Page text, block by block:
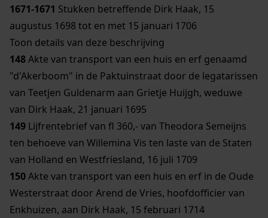
1671-1671 Stukken betreffende Dirk Haak, 15
augustus 1698 tot en met 15 januari 1706
Toon details van deze beschrijving
148Akte van transport van een huis en erf genaamd
"d'Akerboom" in de Paktuinstraat door de legatarissen
van Teetjen Guldenarm aan Grietje Huijgh, weduwe
van Dirk Haak, 21 januari 1695
149 Lijfrentebrief van fl 360,- van Theodora Semeijns
ten behoeve van Willemina Vis ten laste van de Staten
van Holland en Westfriesland, 16 juli 1709
150Akte van transport van een huis en erf in de Oude
Westerstraat door Arend de Vries, hoofdofficier van
Enkhuizen, aan Dirk Haak, 15 februari 1714